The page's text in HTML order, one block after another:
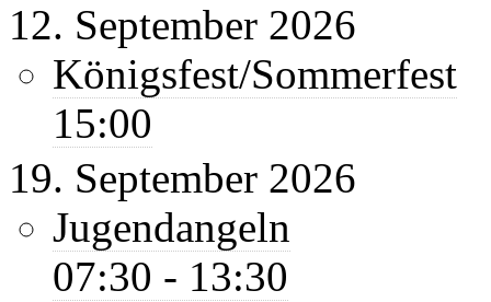
12. September 2026
Königsfest/Sommerfest
15:00
19. September 2026
Jugendangeln
07:30 - 13:30